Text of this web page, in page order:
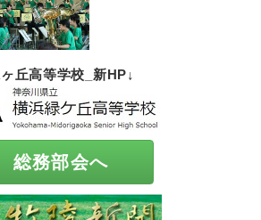
丘高等学校_新HP↓
総務部会へ